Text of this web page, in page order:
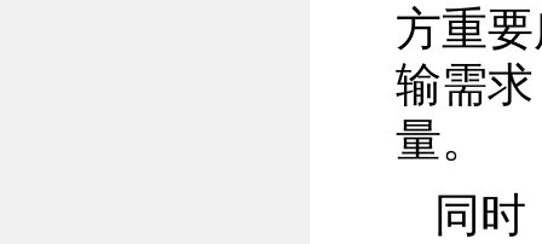
方重
输需
量。
同